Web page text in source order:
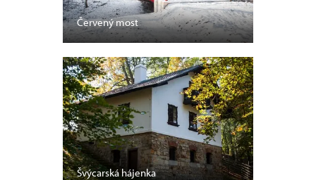
Červený most
Švýcarská hájenka